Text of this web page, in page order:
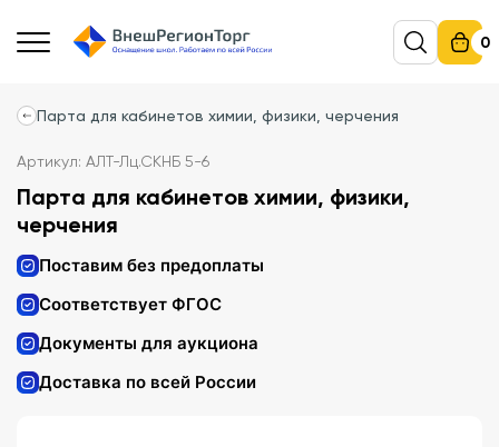
0
Парта для кабинетов химии, физики, черчения
Артикул: АЛТ-Лц.СКНБ 5-6
Парта для кабинетов химии, физики,
черчения
Поставим без предоплаты
Соответствует ФГОС
Документы для аукциона
Доставка по всей России